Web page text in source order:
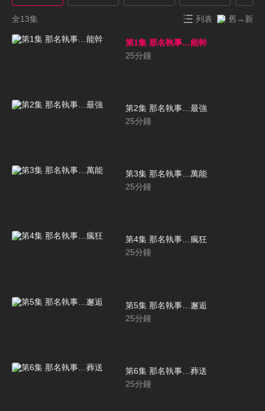
全13集 列表 舊→新
第1集 那名執事…能幹
25分鐘
第2集 那名執事…最強
25分鐘
第3集 那名執事…萬能
25分鐘
第4集 那名執事…瘋狂
25分鐘
第5集 那名執事…邂逅
25分鐘
第6集 那名執事…葬送
25分鐘